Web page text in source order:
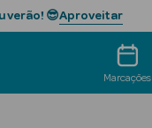
verão! 😎Aproveitar
Marcações